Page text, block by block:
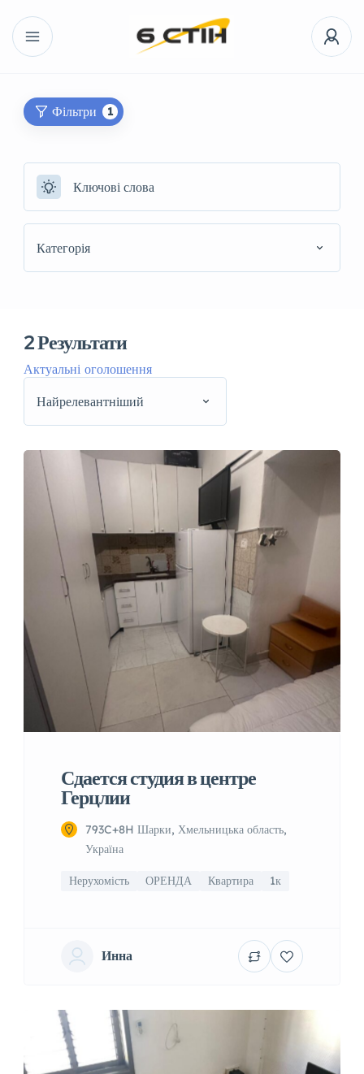
Фільтри 1
Категорія
2Результати
Актуальні оголошення
Найрелевантніший
Сдается студия в центре
Герцлии
793C+8H Шарки, Хмельницька область,
Україна
Нерухомість ОРЕНДА Квартира 1к
Инна